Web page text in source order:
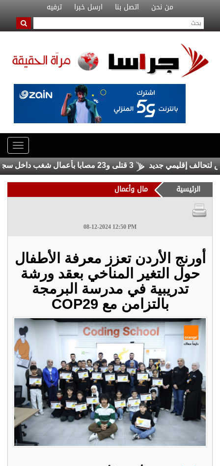
من نحن اتصل بنا ارسل خبرا ترفيه
إقليمي جديد 3 قتلى و23 مصابا بأعمال شغب داخل سجنين في سريلانكا
الرئيسية مال وأعمال
08-12-2024 12:50 PM
أورنج الأردن تعزز معرفة الأطفال
حول التغير المناخي بعقد ورشة
تدريبية في مدرسة البرمجة
بالتزامن مع COP29